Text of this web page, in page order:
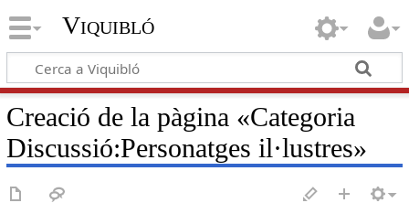
Viquibló
Creació de la pàgina «Categoria
Discussió:Personatges il·lustres»